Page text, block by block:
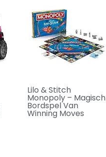
Lilo & Stitch
Monopoly – Magisch
Bordspel Van
Winning Moves